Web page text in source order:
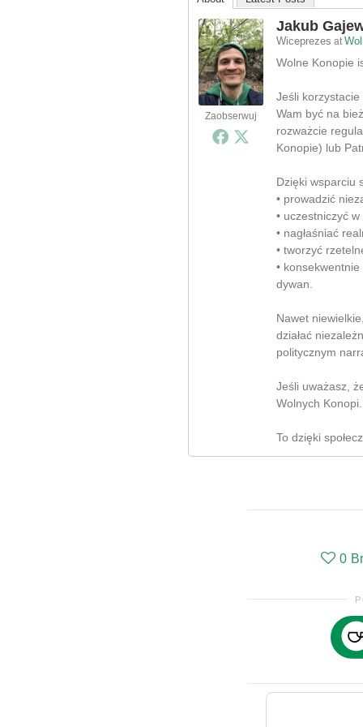
Zaobserwuj
Jakub
Wiceprezes at
Wolne Konopie
Jeśli korzystacie
Wam być na
rozważcie
Konopie) lub
Dzięki wsparciu
• prowadzić
• uczestniczyć
• nagłaśniać
• tworzyć
•
dywan.
Nawet
działać
politycznym
Jeśli uważasz,
Wolnych Konopi.
To dzięki
0